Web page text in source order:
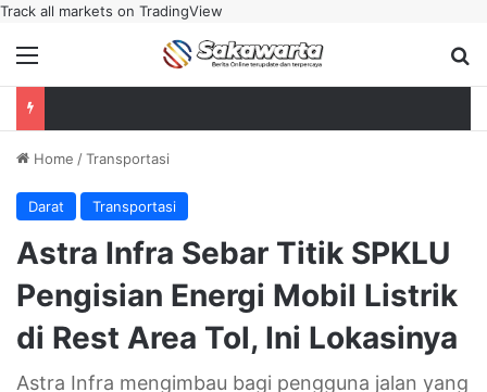
Track all markets on TradingView
Menu
Home /Transportasi
Darat Transportasi
Astra Infra Sebar Titik SPKLU
Pengisian Energi Mobil Listrik
di Rest Area Tol, Ini Lokasinya
Astra Infra mengimbau bagi pengguna jalan yang